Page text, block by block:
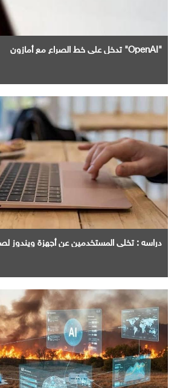
"OpenAI" تدخل علي خط الصراع مع أمازون
دراسه : تخلي المستخدمين عن أجهزة ويندوز